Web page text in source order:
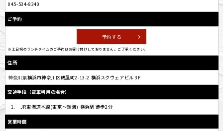
045-534-8340
ご予約
予約する
※土日祝のランチタイムのご予約はお受け付けしておりません。ご了承ください。
住所
神奈川県横浜市神奈川区鶴屋町2-13-2 横浜スクウェアビル 3F
交通手段（電車利用の場合）
JR東海道本線(東京～熱海) 横浜駅 徒歩2分
営業時間